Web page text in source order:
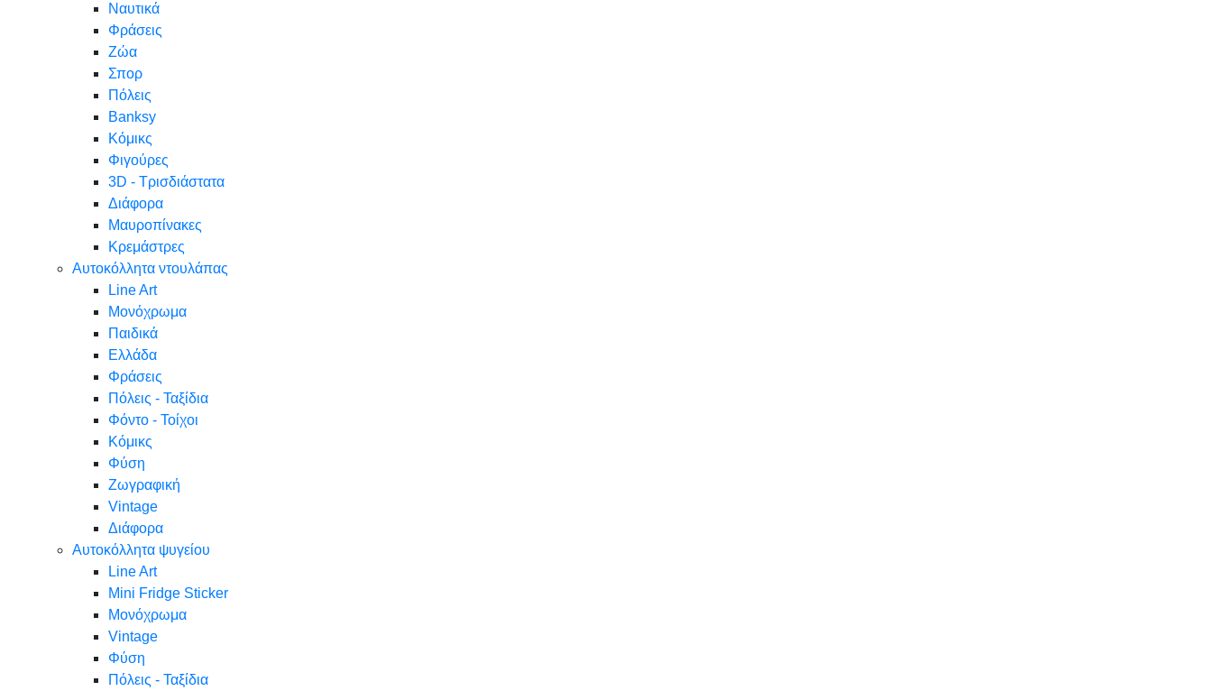
Ναυτικά
Φράσεις
Ζώα
Σπορ
Πόλεις
Banksy
Κόμικς
Φιγούρες
3D - Τρισδιάστατα
Διάφορα
Μαυροπίνακες
Κρεμάστρες
Αυτοκόλλητα ντουλάπας
Line Art
Μονόχρωμα
Παιδικά
Ελλάδα
Φράσεις
Πόλεις - Ταξίδια
Φόντο - Τοίχοι
Κόμικς
Φύση
Ζωγραφική
Vintage
Διάφορα
Αυτοκόλλητα ψυγείου
Line Art
Mini Fridge Sticker
Μονόχρωμα
Vintage
Φύση
Πόλεις - Ταξίδια